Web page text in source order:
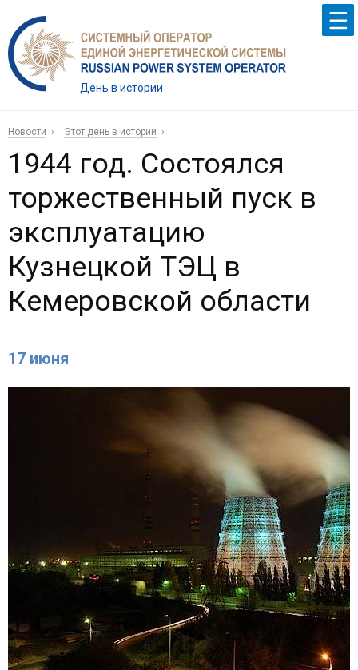
День в истории
Новости Этот день в истории
1944 год. Состоялся
торжественный пуск в
эксплуатацию
Кузнецкой ТЭЦ в
Кемеровской области
17 июня